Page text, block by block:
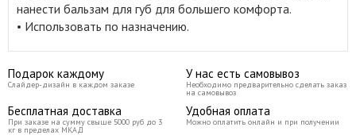
нанести бальзам для губ для большего комфорта.
• Использовать по назначению.
Подарок каждому
Слайдер-дизайн в каждом заказе
У нас есть самовывоз
Необходимо предварительно сделать заказ
на самовывоз
Бесплатная доставка
При заказе на сумму свыше 5000 руб до 3
кг в пределах МКАД
Удобная оплата
Можно оплатить онлайн и при получении